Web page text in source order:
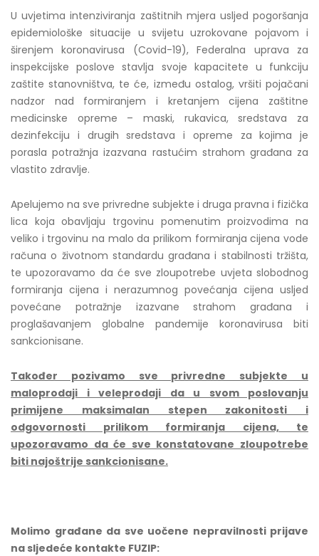
U uvjetima intenziviranja zaštitnih mjera usljed pogoršanja
epidemiološke situacije u svijetu uzrokovane pojavom i
širenjem koronavirusa (Covid-19), Federalna uprava za
inspekcijske poslove stavlja svoje kapacitete u funkciju
zaštite stanovništva, te će, između ostalog, vršiti pojačani
nadzor nad formiranjem i kretanjem cijena zaštitne
medicinske opreme – maski, rukavica, sredstava za
dezinfekciju i drugih sredstava i opreme za kojima je
porasla potražnja izazvana rastućim strahom građana za
vlastito zdravlje.
Apelujemo na sve privredne subjekte i druga pravna i fizička
lica koja obavljaju trgovinu pomenutim proizvodima na
veliko i trgovinu na malo da prilikom formiranja cijena vode
računa o životnom standardu građana i stabilnosti tržišta,
te upozoravamo da će sve zloupotrebe uvjeta slobodnog
formiranja cijena i nerazumnog povećanja cijena usljed
povećane potražnje izazvane strahom građana i
proglašavanjem globalne pandemije koronavirusa biti
sankcionisane.
Također pozivamo sve privredne subjekte u
maloprodaji i veleprodaji da u svom poslovanju
primijene maksimalan stepen zakonitosti i
odgovornosti prilikom formiranja cijena, te
upozoravamo da će sve konstatovane zloupotrebe
biti najoštrije sankcionisane.
Molimo građane da sve uočene nepravilnosti prijave
na sljedeće kontakte FUZIP: